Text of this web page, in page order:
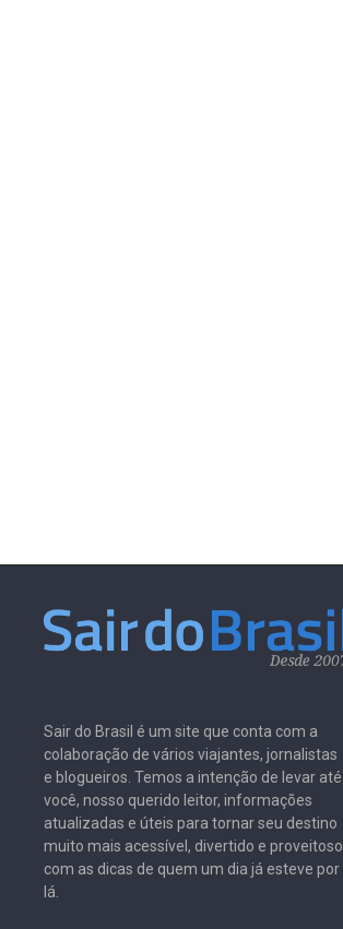
Sair do Brasil é um site que conta com a
colaboração de vários viajantes, jornalistas
e blogueiros. Temos a intenção de levar até
você, nosso querido leitor, informações
atualizadas e úteis para tornar seu destino
muito mais acessível, divertido e proveitoso
com as dicas de quem um dia já esteve por
lá.